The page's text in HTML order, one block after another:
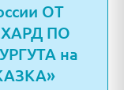
ОТ
ПО
на